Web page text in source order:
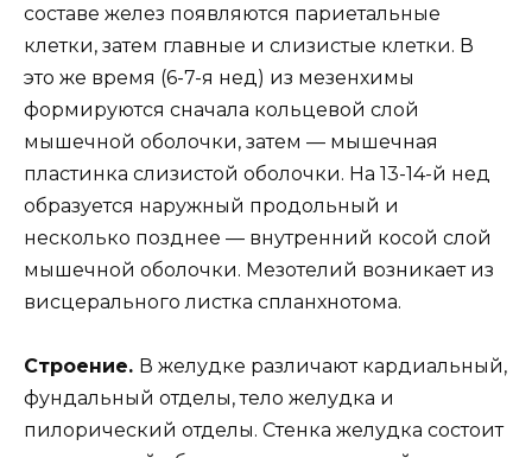
составе желез появляются париетальные
клетки, затем главные и слизистые клетки. В
это же время (6-7-я нед) из мезенхимы
формируются сначала кольцевой слой
мышечной оболочки, затем — мышечная
пластинка слизистой оболочки. На 13-14-й нед
образуется наружный продольный и
несколько позднее — внутренний косой слой
мышечной оболочки. Мезотелий возникает из
висцерального листка спланхнотома.
Строение. В желудке различают кардиальный,
фундальный отделы, тело желудка и
пилорический отделы. Стенка желудка состоит